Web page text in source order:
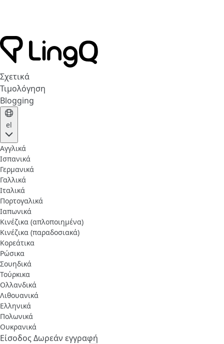
Σχετικά
Τιμολόγηση
Blogging
el
Αγγλικά
Ισπανικά
Γερμανικά
Γαλλικά
Ιταλικά
Πορτογαλικά
Ιαπωνικά
Κινέζικα (απλοποιημένα)
Κινέζικα (παραδοσιακά)
Κορεάτικα
Ρώσικα
Σουηδικά
Τούρκικα
Ολλανδικά
Λιθουανικά
Ελληνικά
Πολωνικά
Ουκρανικά
ΕίσοδοςΔωρεάν εγγραφή